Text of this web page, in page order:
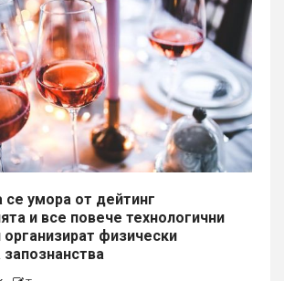
умора от дейтинг
и все повече технологични
физически